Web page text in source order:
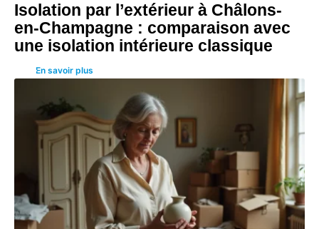
Isolation par l’extérieur à Châlons-
en-Champagne : comparaison avec
une isolation intérieure classique
En savoir plus